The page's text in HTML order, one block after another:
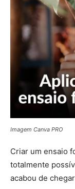
Imagem Canva PRO
Criar um ensaio
totalmente
acabou de